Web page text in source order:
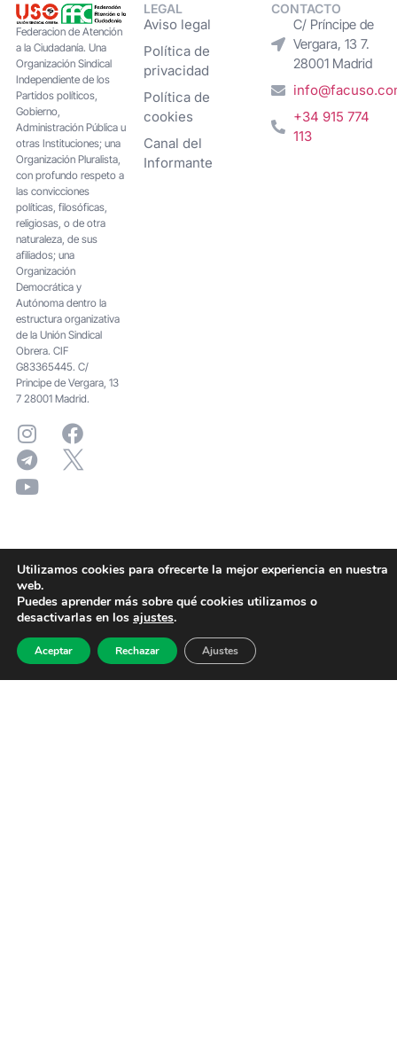
Federacion de Atención
a la Ciudadanía. Una
Organización Sindical
Independiente de los
Partidos políticos,
Gobierno,
Administración Pública u
otras Instituciones; una
Organización Pluralista,
con profundo respeto a
las convicciones
políticas, filosóficas,
religiosas, o de otra
naturaleza, de sus
afiliados; una
Organización
Democrática y
Autónoma dentro la
estructura organizativa
de la Unión Sindical
Obrera. CIF
G83365445. C/
Principe de Vergara, 13
7 28001 Madrid.
LEGAL
Aviso legal
Política de
privacidad
Política de
cookies
Canal del
Informante
CONTACTO
C/ Príncipe de
Vergara, 13 7.
28001 Madrid
+34 915 774
113
Utilizamos cookies para ofrecerte la mejor experiencia en nuestra
web.
Puedes aprender más sobre qué cookies utilizamos o
desactivarlas en los ajustes.
Aceptar Rechazar Ajustes